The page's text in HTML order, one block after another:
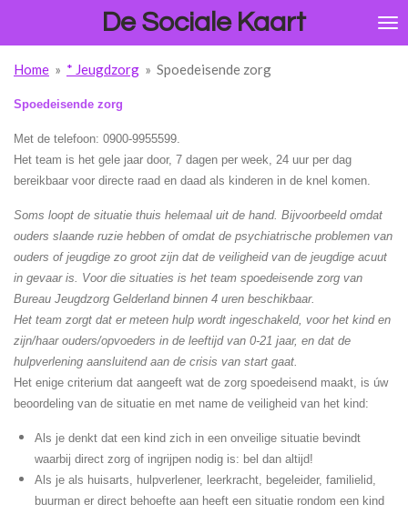
de
hoofdinhoud
De Sociale Kaart
Home » * Jeugdzorg » Spoedeisende zorg
Spoedeisende zorg
Met de telefoon: 0900-9955599.
Het team is het gele jaar door, 7 dagen per week, 24 uur per dag
bereikbaar voor directe raad en daad als kinderen in de knel komen.
Soms loopt de situatie thuis helemaal uit de hand. Bijvoorbeeld omdat
ouders slaande ruzie hebben of omdat de psychiatrische problemen van
ouders of jeugdige zo groot zijn dat de veiligheid van de jeugdige acuut
in gevaar is. Voor die situaties is het team spoedeisende zorg van
Bureau Jeugdzorg Gelderland binnen 4 uren beschikbaar.
Het team zorgt dat er meteen hulp wordt ingeschakeld, voor het kind en
zijn/haar ouders/opvoeders in de leeftijd van 0-21 jaar, en dat de
hulpverlening aansluitend aan de crisis van start gaat.
Het enige criterium dat aangeeft wat de zorg spoedeisend maakt, is úw
beoordeling van de situatie en met name de veiligheid van het kind:
Als je denkt dat een kind zich in een onveilige situatie bevindt
waarbij direct zorg of ingrijpen nodig is: bel dan altijd!
Als je als huisarts, hulpverlener, leerkracht, begeleider, familielid,
buurman er direct behoefte aan heeft een situatie rondom een kind